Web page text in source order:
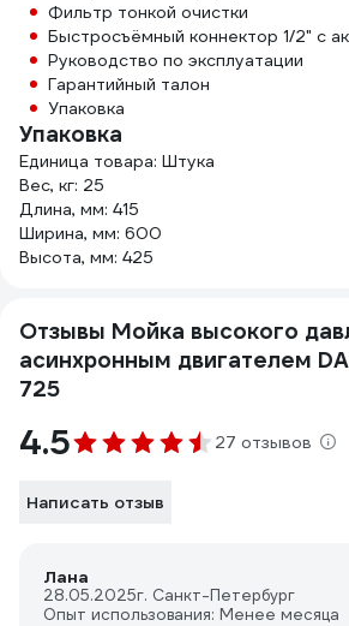
Фильтр тонкой очистки
Быстросъёмный коннектор 1/2" с
Руководство по эксплуатации
Гарантийный талон
Упаковка
Упаковка
Единица товара: Штука
Вес, кг: 25
Длина, мм: 415
Ширина, мм: 600
Высота, мм: 425
Отзывы Мойка высокого
асинхронным двигателем
725
4.5 27 отзывов
Написать отзыв
Лана
28.05.2025г. Санкт-Петербург
Опыт использования: Менее месяца